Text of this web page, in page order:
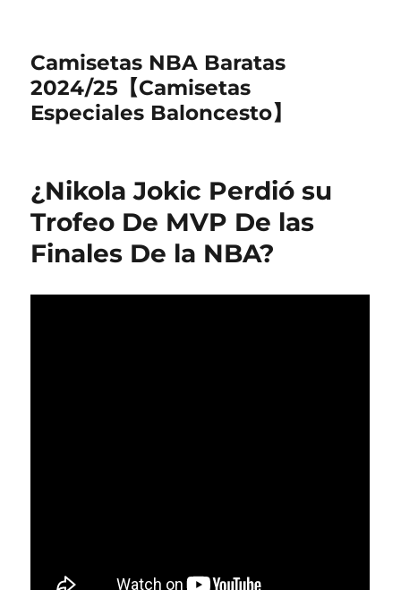
Camisetas NBA Baratas
2024/25【Camisetas
Especiales Baloncesto】
¿Nikola Jokic Perdió su
Trofeo De MVP De las
Finales De la NBA?